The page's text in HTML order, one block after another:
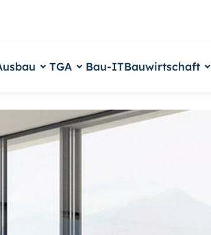
TGA Bau-ITBauwirtschaft